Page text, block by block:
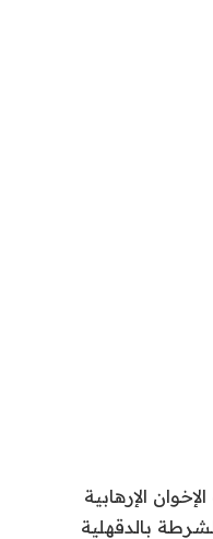
الإرهابية
بالدقهلية